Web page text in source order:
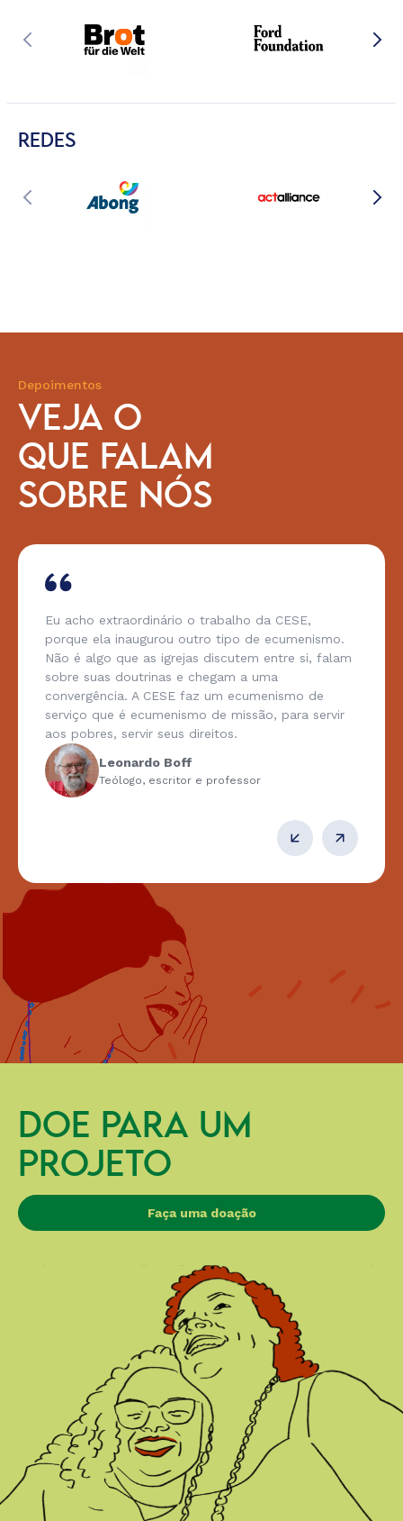
REDES
Depoimentos
VEJA O
QUE FALAM
SOBRE NÓS
Eu acho extraordinário o trabalho da CESE,
porque ela inaugurou outro tipo de ecumenismo.
Não é algo que as igrejas discutem entre si, falam
sobre suas doutrinas e chegam a uma
convergência. A CESE faz um ecumenismo de
serviço que é ecumenismo de missão, para servir
aos pobres, servir seus direitos.
Leonardo Boff
Teólogo, escritor e professor
DOE PARA UM
PROJETO
Faça uma doação